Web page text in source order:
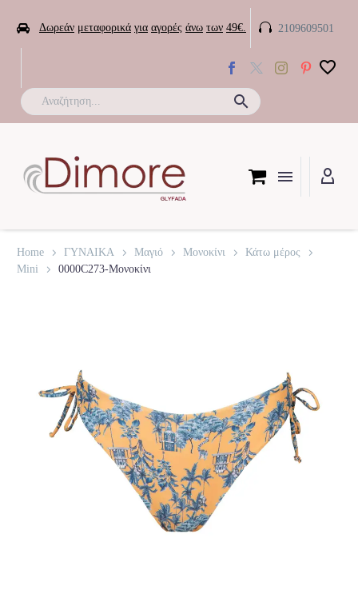
 Δωρεάν μεταφορικά για αγορές άνω των 49€. 
 2109609501
Home ΓΥΝΑΙΚΑ Μαγιό Μονοκίνι
Κάτω μέρος
Mini
0000C273-Μονοκίνι